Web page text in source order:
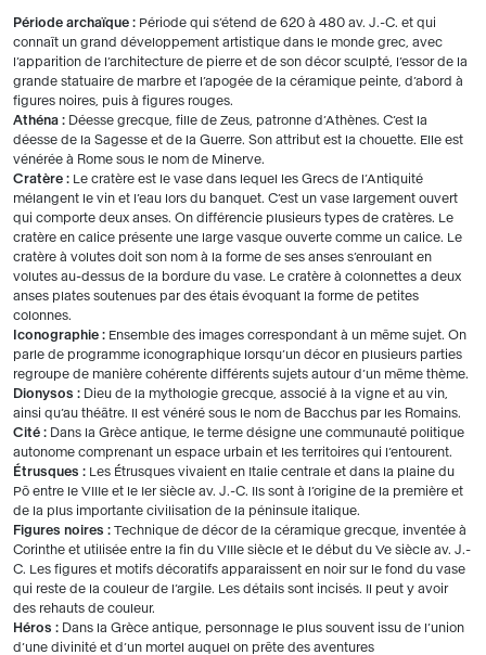
Période archaïque : Période qui s’étend de 620 à 480 av. J.-C. et qui
connaît un grand développement artistique dans le monde grec, avec
l’apparition de l’architecture de pierre et de son décor sculpté, l’essor de la
grande statuaire de marbre et l’apogée de la céramique peinte, d’abord à
figures noires, puis à figures rouges.
Athéna : Déesse grecque, fille de Zeus, patronne d’Athènes. C’est la
déesse de la Sagesse et de la Guerre. Son attribut est la chouette. Elle est
vénérée à Rome sous le nom de Minerve.
Cratère : Le cratère est le vase dans lequel les Grecs de l’Antiquité
mélangent le vin et l’eau lors du banquet. C’est un vase largement ouvert
qui comporte deux anses. On différencie plusieurs types de cratères. Le
cratère en calice présente une large vasque ouverte comme un calice. Le
cratère à volutes doit son nom à la forme de ses anses s’enroulant en
volutes au-dessus de la bordure du vase. Le cratère à colonnettes a deux
anses plates soutenues par des étais évoquant la forme de petites
colonnes.
Iconographie : Ensemble des images correspondant à un même sujet. On
parle de programme iconographique lorsqu’un décor en plusieurs parties
regroupe de manière cohérente différents sujets autour d’un même thème.
Dionysos : Dieu de la mythologie grecque, associé à la vigne et au vin,
ainsi qu’au théâtre. Il est vénéré sous le nom de Bacchus par les Romains.
Cité : Dans la Grèce antique, le terme désigne une communauté politique
autonome comprenant un espace urbain et les territoires qui l’entourent.
Étrusques : Les Étrusques vivaient en Italie centrale et dans la plaine du
Pô entre le VIIIe et le Ier siècle av. J.-C. Ils sont à l’origine de la première et
de la plus importante civilisation de la péninsule italique.
Figures noires : Technique de décor de la céramique grecque, inventée à
Corinthe et utilisée entre la fin du VIIIe siècle et le début du Ve siècle av. J.-
C. Les figures et motifs décoratifs apparaissent en noir sur le fond du vase
qui reste de la couleur de l’argile. Les détails sont incisés. Il peut y avoir
des rehauts de couleur.
Héros : Dans la Grèce antique, personnage le plus souvent issu de l’union
d’une divinité et d’un mortel auquel on prête des aventures